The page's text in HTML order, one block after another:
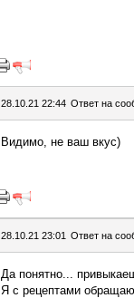
28.10.21 22:44 Ответ на
Видимо, не ваш вкус)
28.10.21 23:01 Ответ на
Да понятно...
Я с рецептами